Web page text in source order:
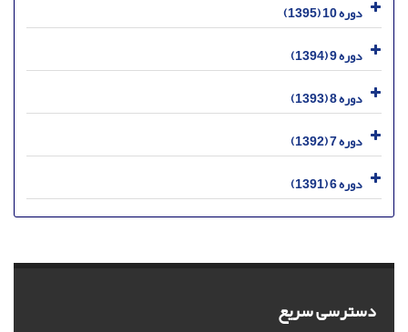
دوره 10 (1395)
دوره 9 (1394)
دوره 8 (1393)
دوره 7 (1392)
دوره 6 (1391)
دسترسی سریع